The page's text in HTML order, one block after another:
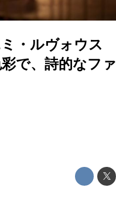
・ルヴォウス
で、詩的なファ